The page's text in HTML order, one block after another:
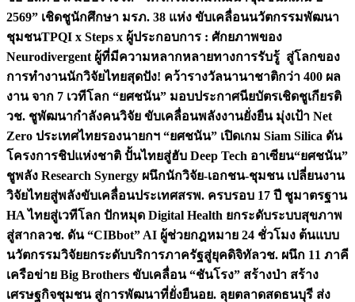
2569” เชิดชูนักศึกษา มรภ. 38 แห่ง ขับเคลื่อนนวัตกรรมพัฒนา
ชุมชนTPQI x Steps x ผู้ประกอบการ : ศักยภาพของ
Neurodivergent ผู้ที่มีความหลากหลายทางการรับรู้ สู่โลกของ
การทำงานนักวิจัยไทยสุดปัง! คว้ารางวัลนานาชาติกว่า 400 ผล
งาน จาก 7 เวทีโลก “ยศชนัน” มอบประกาศนียบัตรเชิดชูเกียรติ
วช. ชูพัฒนากำลังคนวิจัย ขับเคลื่อนพลังงานยั่งยืน มุ่งเป้า Net
Zero ประเทศไทยรองนายกฯ “ยศชนัน” เปิดเกม Siam Silica ดัน
โครงการชิปแห่งชาติ ปั้นไทยสู่ฮับ Deep Tech อาเซียน“ยศชนัน”
ชูพลัง Research Synergy ผนึกนักวิจัย-เอกชน-ชุมชน เปลี่ยนงาน
วิจัยไทยสู่พลังขับเคลื่อนประเทศสรพ. ครบรอบ 17 ปี ชูมาตรฐาน
HA ไทยสู่เวทีโลก ปักหมุด Digital Health ยกระดับระบบสุขภาพ
สู่สากลวช. ดัน “CIBbot” AI ผู้ช่วยกฎหมาย 24 ชั่วโมง ต้นแบบ
นวัตกรรมวิจัยยกระดับบริการภาครัฐสู่ยุคดิจิทัลวช. ผนึก 11 ภาคี
เครือข่าย Big Brothers ขับเคลื่อน “ชันโรง” สร้างป่า สร้าง
เศรษฐกิจชุมชน สู่การพัฒนาที่ยั่งยืนอย. ลุยตลาดสดธนบุรี ส่ง